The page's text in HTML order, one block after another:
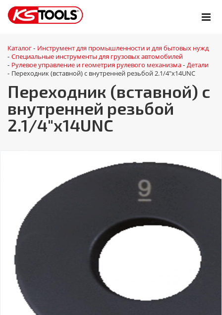
Каталог - Инструмент для промышленности и для бытовых нужд
- Специальные инструменты для грузовых автомобилей
- Рулевое управление и геометрия рулевого механизма - Детали
- Переходник (вставной) с внутренней резьбой 2.1/4"x14UNC
Переходник (вставной) с
внутренней резьбой
2.1/4"x14UNC